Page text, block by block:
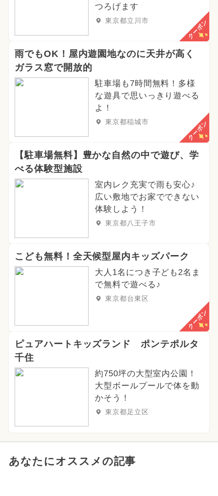
つろげます
東京都立川市 クーポン
雨でもOK！屋内遊園地なのに天井が高く
ガラス窓で開放的
駐車場も7時間無料！多様
な遊具で思いっきり遊べる
よ！
東京都稲城市 クーポン
【駐車場無料】豊かな自然の中で遊び、学
べる体験型施設
室内レク充実で雨も安心♪
広い敷地でお家でできない
体験しよう！
東京都八王子市
こども無料！全天候型屋内キッズパーク
大人1名につき子ども2名ま
で無料で遊べる♪
東京都台東区
クーポン
ピュアハートキッズランド ポンテポルタ
千住
約750坪の大型室内公園！
大型ボールプールで体を動
かそう！
東京都足立区
あなたにオススメの記事